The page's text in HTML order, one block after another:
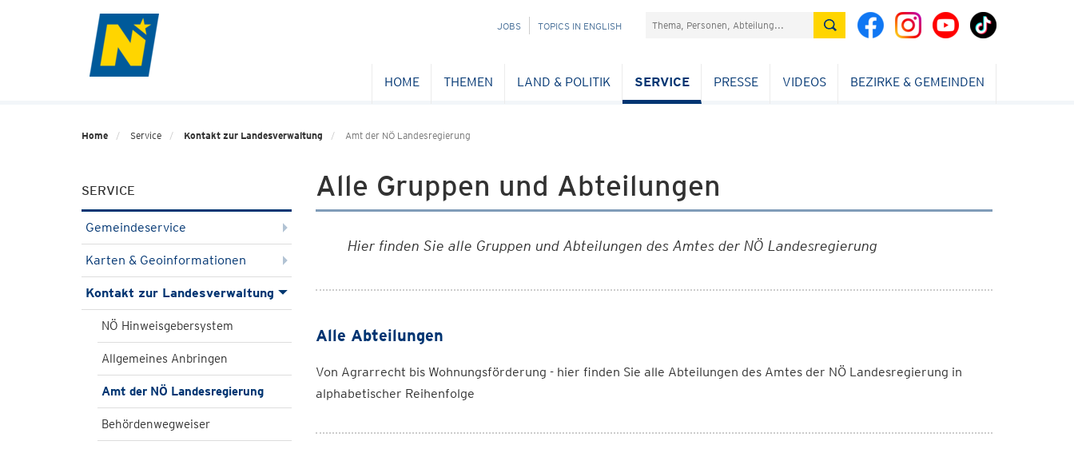
NAVIGATION
JOBS TOPICS IN ENGLISH Suchefeld
HOME THEMEN LAND & POLITIK SERVICE PRESSE VIDEOS BEZIRKE & GEMEINDEN
Home Service Kontakt zur Landesverwaltung Amt der NÖ Landesregierung
SERVICE
Gemeindeservice
Karten & Geoinformationen
Kontakt zur Landesverwaltung
NÖ Hinweisgebersystem
Allgemeines Anbringen
Amt der NÖ Landesregierung
Behördenwegweiser
Alle Gruppen und Abteilungen
Hier finden Sie alle Gruppen und Abteilungen des Amtes der NÖ Landesregierung
Alle Abteilungen
Von Agrarrecht bis Wohnungsförderung - hier finden Sie alle Abteilungen des Amtes der NÖ Landesregierung in
alphabetischer Reihenfolge